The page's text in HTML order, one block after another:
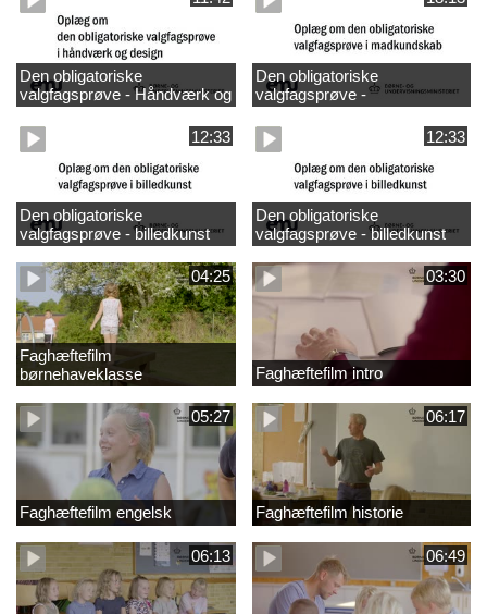
Den obligatoriske
valgfagsprøve - Håndværk og
design
Den obligatoriske
valgfagsprøve -
madkundskab
12:33
Den obligatoriske
valgfagsprøve - billedkunst
større LK
12:33
Den obligatoriske
valgfagsprøve - billedkunst
04:25
Faghæftefilm
børnehaveklasse
03:30
Faghæftefilm intro
05:27
Faghæftefilm engelsk
06:17
Faghæftefilm historie
06:13 06:49